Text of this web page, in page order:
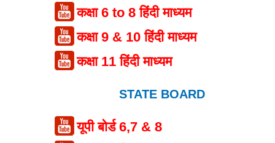
कक्षा 6 to 8 हिंदी माध्यम
कक्षा 9 & 10 हिंदी माध्यम
कक्षा 11 हिंदी माध्यम
STATE BOARD
यूपी बोर्ड 6,7 & 8